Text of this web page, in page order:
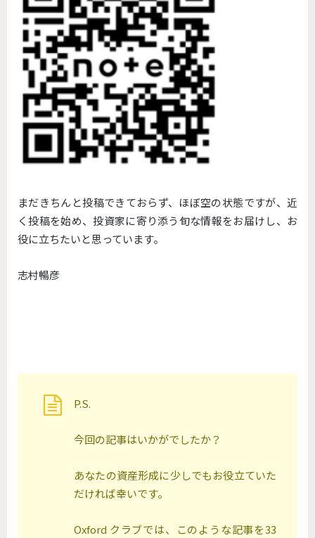
まだきちんと投稿できておらず、ほぼ空の状態ですが、近
く投稿を始め、投資家に寄り添う旬な情報をお届けし、お
役に立ちたいと思っています。
志村暢彦
P.S.
今回の記事はいかがでしたか？
あなたの資産形成に少しでもお役立ていた
だければ幸いです。
Oxford クラブでは、このような記事を33